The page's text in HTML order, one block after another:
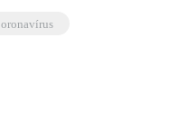
coronavírus